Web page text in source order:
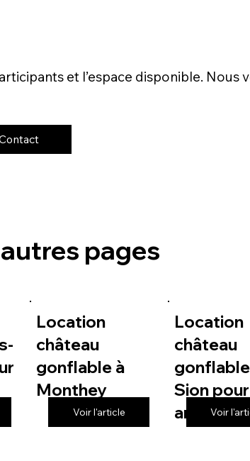
et l’espace disponible.
pages
Location
château
gonflable à
Monthey
Voir l'article
Location
château
Sion pour
Voir